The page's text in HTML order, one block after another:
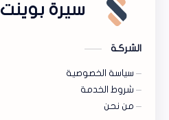
سيرة بوينت
الشركـة
سياسة الخصوصية
شروط الخدمة
من نحن